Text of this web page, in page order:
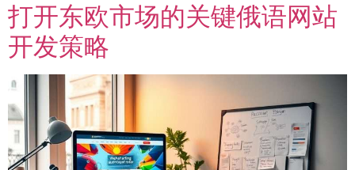
打开东欧市场的关键俄语网站
开发策略